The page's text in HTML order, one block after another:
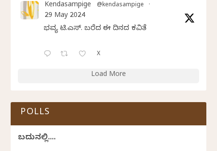
Kendasampige @kendasampige ·
29 May 2024
ಭವ್ಯ ಟಿ.ಎಸ್. ಬರೆದ ಈ ದಿನದ ಕವಿತೆ
X
Load More
POLLS
ಬದುಕಿನಲ್ಲಿ....